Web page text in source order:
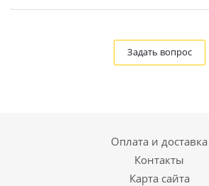
Задать вопрос
Оплата и доставка
Контакты
Карта сайта